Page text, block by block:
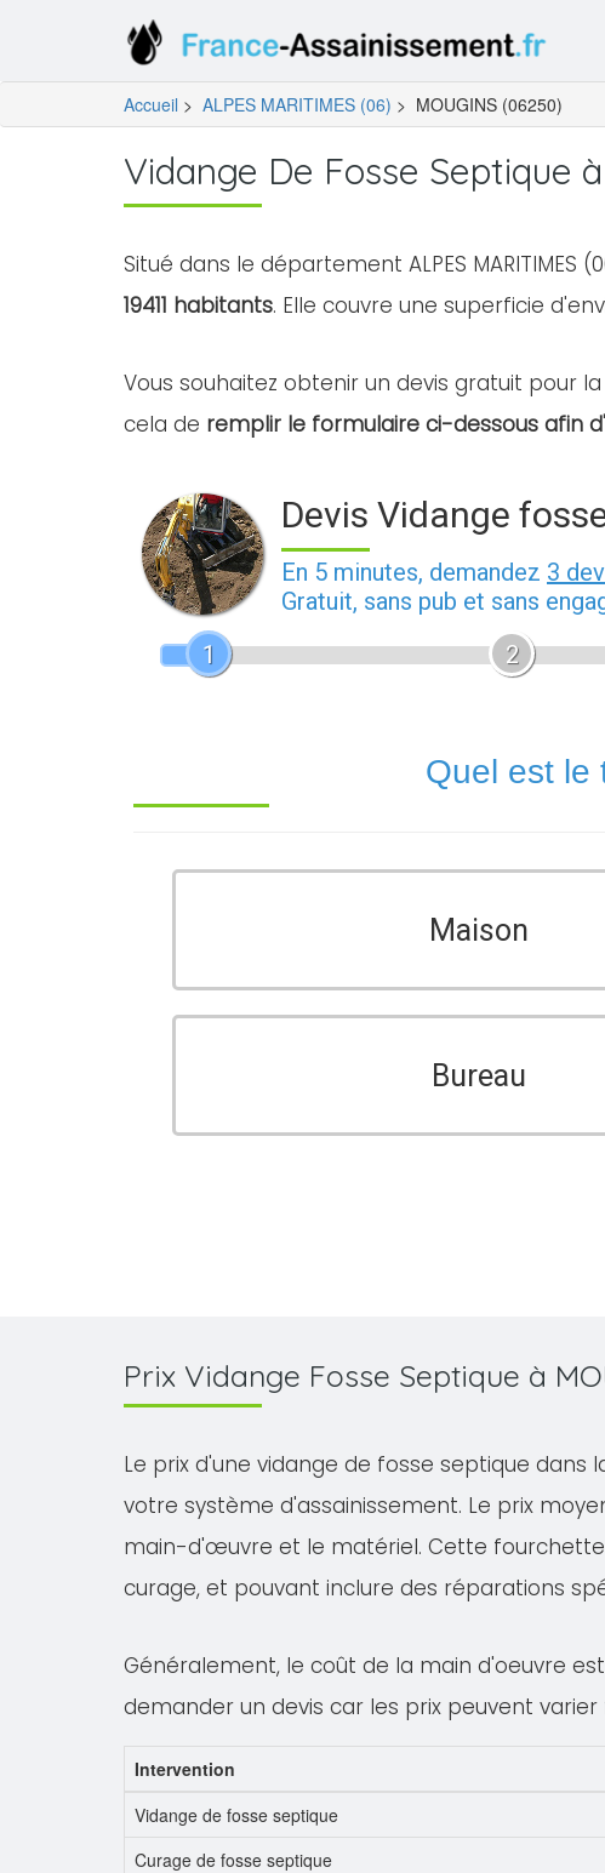
Accueil > ALPES MARITIMES (06) > MOUGINS (06250)
Vidange De Fosse Septique
Situé dans le département ALPES MARITIMES
19411 habitants. Elle couvre une superficie
Vous souhaitez obtenir un devis gratuit pour
cela de remplir le formulaire ci-dessous afin
Devis Vidange
En 5 minutes, demandez 3
Gratuit, sans pub et sans
1
2
Quel est le
Maison
Bureau
Prix Vidange Fosse Septique à
Le prix d'une vidange de fosse septique dans
votre système d'assainissement. Le prix
main-d'œuvre et le matériel. Cette
curage, et pouvant inclure des réparations
Généralement, le coût de la main d'oeuvre
demander un devis car les prix peuvent
Intervention
Vidange de fosse septique
Curage de fosse septique